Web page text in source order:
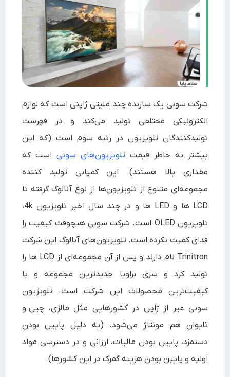
شرکت سونی یک سازنده چند ملیتی ژاپنی است که لوازم
الکترونیکی مختلفی تولید می‌کند و در فهرست
تولیدکنندگان تلویزیون در رتبه سوم است (که این
بیشتر به خاطر قیمت تلویزیون‎‌های سونی
است که
مقداری بالا هستند). این کمپانی تولید کننده
مجموعه‌ای متنوع از تلویزیون‌ها از نوع آنالوگ گرفته تا
LCD ها و LED ها و در چند سال اخیر تلویزیون 4k،
تلویزیون OLED است. شرکت سونی هیچوقت کیفیت را
فدای کمیت نکرده است. تلویزیون‌های آنالوگ این شرکت
Trinitron نام دارند و پس از آن مجموعه‌ای از LCD ها را
تولید کرد و سری براویا جدیدترین مجموعه و با
کیفیت‌‌ترین محصولات این شرکت است. تلویزیون
سونی غیر از ژاپن در کشورهایی مثلمالزی، چینو
تایوانهم مونتاژ می‌شود. (به دلیل پایین بودن
دستمزد، پایین بودن مالیات، ارزانی و در دسترسی مواد
اولیه و پایین بودن هزینه گمرک در این کشورها).